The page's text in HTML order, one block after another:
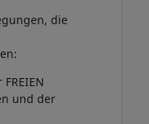
die
und der